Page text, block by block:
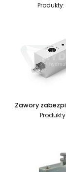
Produkty:
Zawory